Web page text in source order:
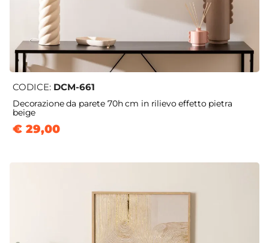
CODICE: DCM-661
Decorazione da parete 70h cm in rilievo effetto pietra
beige
€ 29,00